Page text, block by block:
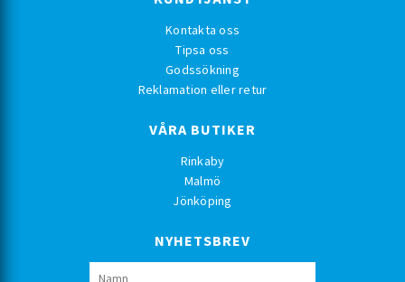
Kontakta oss
Tipsa oss
Godssökning
Reklamation eller retur
VÅRA BUTIKER
Rinkaby
Malmö
Jönköping
NYHETSBREV